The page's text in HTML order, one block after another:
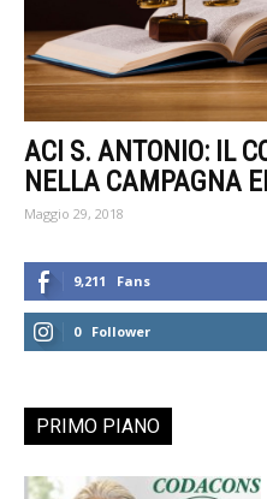
ACI S. ANTONIO: IL
NELLA CAMPAGNA
Maggio 29, 2018
9,211 Fans
0 Follower
PRIMO PIANO